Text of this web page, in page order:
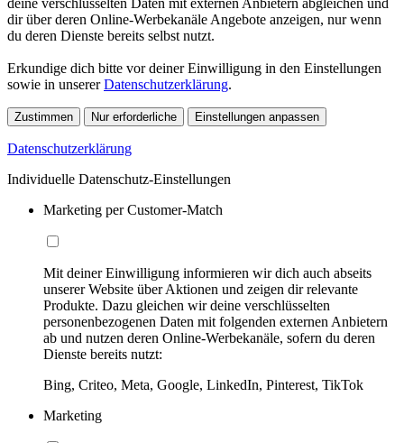
dir über deren Online-Werbekanäle Angebote anzeigen, nur wenn
du deren Dienste bereits selbst nutzt.
Erkundige dich bitte vor deiner Einwilligung in den Einstellungen
sowie in unsererDatenschutzerklärung.
Zustimmen Nur erforderliche Einstellungen anpassen
Datenschutzerklärung
Individuelle Datenschutz-Einstellungen
Marketing per Customer-Match
Mit deiner Einwilligung informieren wir dich auch abseits
unserer Website über Aktionen und zeigen dir relevante
Produkte. Dazu gleichen wir deine verschlüsselten
personenbezogenen Daten mit folgenden externen Anbietern
ab und nutzen deren Online-Werbekanäle, sofern du deren
Dienste bereits nutzt:
Bing, Criteo, Meta, Google, LinkedIn, Pinterest, TikTok
Marketing